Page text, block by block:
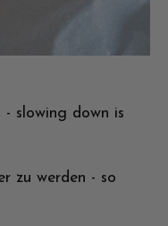
- slowing down is
zu werden - so